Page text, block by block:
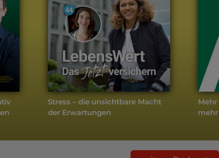
Stress – die unsichtbare Macht
der Erwartungen